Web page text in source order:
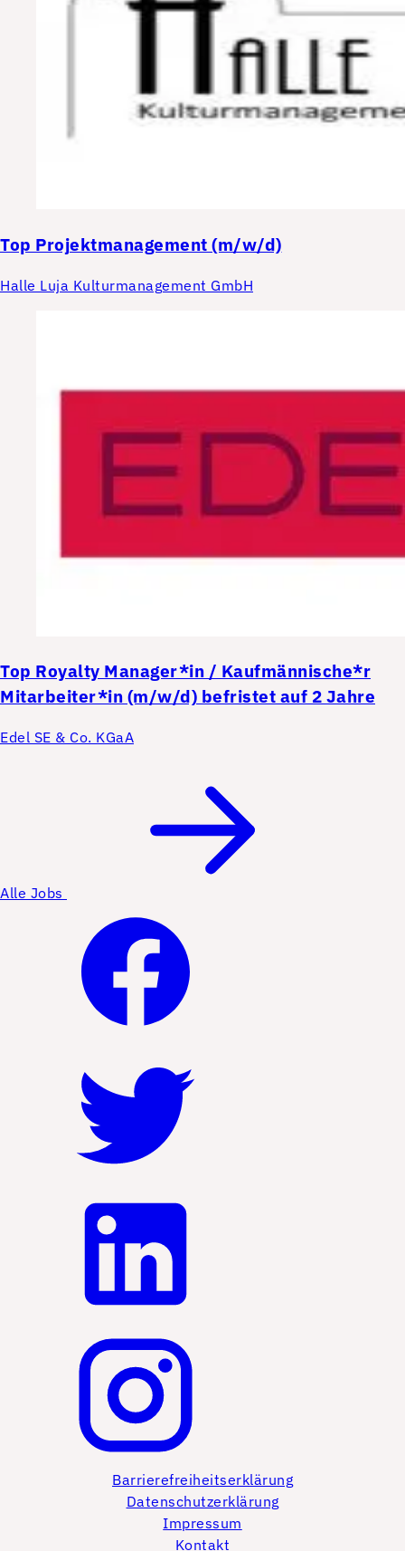
Top Projektmanagement (m/w/d)
Halle Luja Kulturmanagement GmbH
Top Royalty Manager*in / Kaufmännische*r
Mitarbeiter*in (m/w/d) befristet auf 2 Jahre
Edel SE & Co. KGaA
Alle Jobs
Barrierefreiheitserklärung
Datenschutzerklärung
Impressum
Kontakt